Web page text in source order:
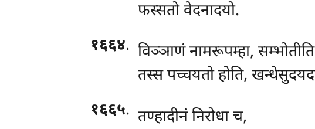
फस्सतो वेदनादयो.
१६६४. विञ्ञाणं नामरूपम्हा,
तस्स पच्चयतो होति,
१६६५. तण्हादीनं निरोधा च,